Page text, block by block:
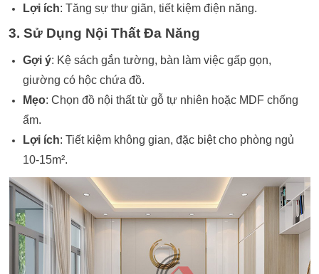
Lợi ích: Tăng sự thư giãn, tiết kiệm điện năng.
3. Sử Dụng Nội Thất Đa Năng
Gợi ý: Kệ sách gắn tường, bàn làm việc gấp gọn,
giường có hộc chứa đồ.
Mẹo: Chọn đồ nội thất từ gỗ tự nhiên hoặc MDF chống
ẩm.
Lợi ích: Tiết kiệm không gian, đặc biệt cho phòng ngủ
10-15m².